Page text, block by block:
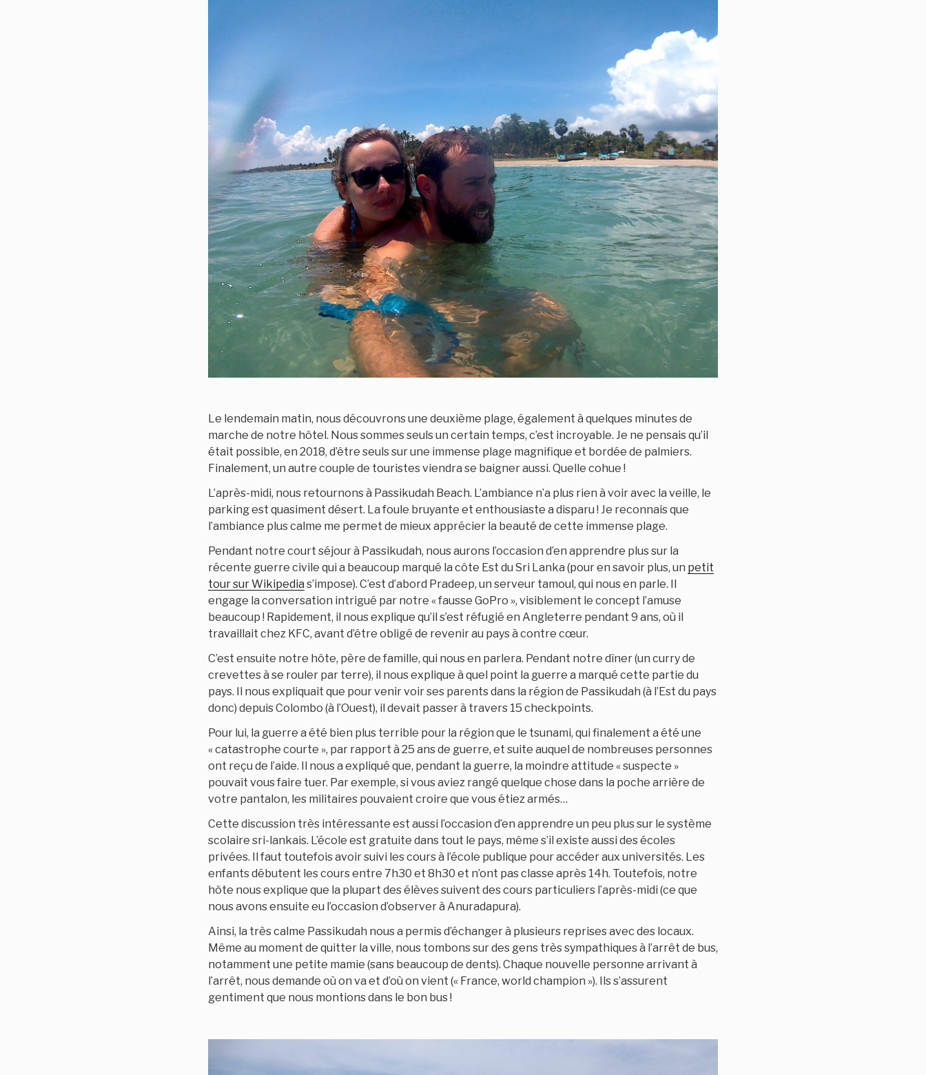
Le lendemain matin, nous découvrons une deuxième plage, également à quelques minutes de
marche de notre hôtel. Nous sommes seuls un certain temps, c’est incroyable. Je ne pensais qu’il
était possible, en 2018, d’être seuls sur une immense plage magnifique et bordée de palmiers.
Finalement, un autre couple de touristes viendra se baigner aussi. Quelle cohue !
L’après-midi, nous retournons à Passikudah Beach. L’ambiance n’a plus rien à voir avec la veille, le
parking est quasiment désert. La foule bruyante et enthousiaste a disparu ! Je reconnais que
l’ambiance plus calme me permet de mieux apprécier la beauté de cette immense plage.
Pendant notre court séjour à Passikudah, nous aurons l’occasion d’en apprendre plus sur la
récente guerre civile qui a beaucoup marqué la côte Est du Sri Lanka (pour en savoir plus, un petit
tour sur Wikipedia s’impose). C’est d’abord Pradeep, un serveur tamoul, qui nous en parle. Il
engage la conversation intrigué par notre « fausse GoPro », visiblement le concept l’amuse
beaucoup ! Rapidement, il nous explique qu’il s’est réfugié en Angleterre pendant 9 ans, où il
travaillait chez KFC, avant d’être obligé de revenir au pays à contre cœur.
C’est ensuite notre hôte, père de famille, qui nous en parlera. Pendant notre dîner (un curry de
crevettes à se rouler par terre), il nous explique à quel point la guerre a marqué cette partie du
pays. Il nous expliquait que pour venir voir ses parents dans la région de Passikudah (à l’Est du pays
donc) depuis Colombo (à l’Ouest), il devait passer à travers 15 checkpoints.
Pour lui, la guerre a été bien plus terrible pour la région que le tsunami, qui finalement a été une
« catastrophe courte », par rapport à 25 ans de guerre, et suite auquel de nombreuses personnes
ont reçu de l’aide. Il nous a expliqué que, pendant la guerre, la moindre attitude « suspecte »
pouvait vous faire tuer. Par exemple, si vous aviez rangé quelque chose dans la poche arrière de
votre pantalon, les militaires pouvaient croire que vous étiez armés…
Cette discussion très intéressante est aussi l’occasion d’en apprendre un peu plus sur le système
scolaire sri-lankais. L’école est gratuite dans tout le pays, même s’il existe aussi des écoles
privées. Il faut toutefois avoir suivi les cours à l’école publique pour accéder aux universités. Les
enfants débutent les cours entre 7h30 et 8h30 et n’ont pas classe après 14h. Toutefois, notre
hôte nous explique que la plupart des élèves suivent des cours particuliers l’après-midi (ce que
nous avons ensuite eu l’occasion d’observer à Anuradapura).
Ainsi, la très calme Passikudah nous a permis d’échanger à plusieurs reprises avec des locaux.
Même au moment de quitter la ville, nous tombons sur des gens très sympathiques à l’arrêt de bus,
notamment une petite mamie (sans beaucoup de dents). Chaque nouvelle personne arrivant à
l’arrêt, nous demande où on va et d’où on vient (« France, world champion »). Ils s’assurent
gentiment que nous montions dans le bon bus !